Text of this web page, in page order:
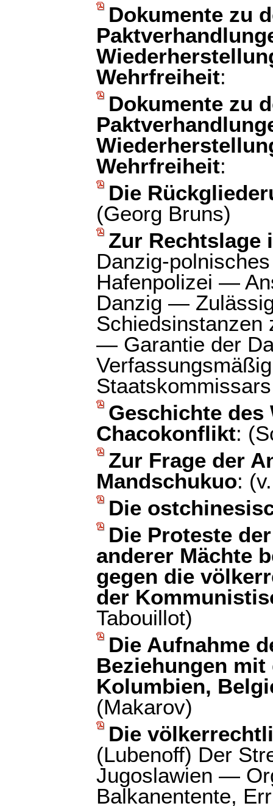
Dokumente zu
Wehrfreiheit:
Dokumente zu
Wehrfreiheit:
Die
(Georg Bruns)
Zur Rechtslage
Danzig-
Hafenpolizei —
Danzig —
Schiedsinstanzen
— Garantie der
Staatskommissars
Geschichte des
Chacokonflikt:
Zur Frage der
Mandschukuo:
Die
Die Proteste
anderer Mächte
gegen die
der
Tabouillot)
Die Aufnahme
Beziehungen
Kolumbien,
(Makarov)
Die
(Lubenoff) Der
Jugoslawien —
Balkanentente,